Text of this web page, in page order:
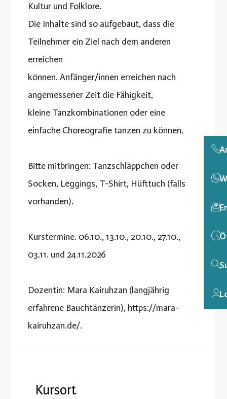
Kultur und Folklore.
Die Inhalte sind so aufgebaut, dass die
Teilnehmer ein Ziel nach dem anderen
erreichen
können. Anfänger/innen erreichen nach
angemessener Zeit die Fähigkeit,
kleine Tanzkombinationen oder eine
einfache Choreografie tanzen zu können.
Bitte mitbringen: Tanzschläppchen oder
Socken, Leggings, T-Shirt, Hüfttuch (falls
vorhanden).
Kurstermine. 06.10., 13.10., 20.10., 27.10.,
03.11. und 24.11.2026
Dozentin: Mara Kairuhzan (langjährig
erfahrene Bauchtänzerin), https://mara-
kairuhzan.de/.
Kursort